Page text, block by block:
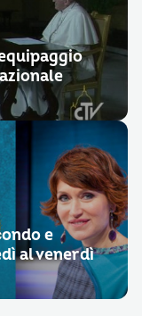
e
al venerdì